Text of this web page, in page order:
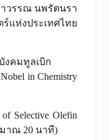
รณ นพรัตนรา
ห่งประเทศไทย
งคมทูลเบิก
in Chemistry
Selective Olefin
มาณ 20 นาที)